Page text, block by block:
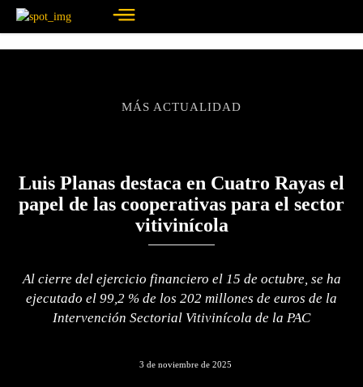
MÁS ACTUALIDAD
Luis Planas destaca en Cuatro Rayas el
papel de las cooperativas para el sector
vitivinícola
Al cierre del ejercicio financiero el 15 de octubre, se ha
ejecutado el 99,2 % de los 202 millones de euros de la
Intervención Sectorial Vitivinícola de la PAC
3 de noviembre de 2025